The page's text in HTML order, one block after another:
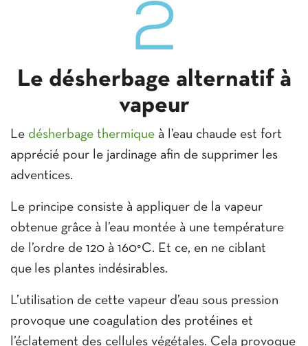
2
Le désherbage alternatif à
vapeur
Le désherbage thermique à l’eau chaude est fort
apprécié pour le jardinage afin de supprimer les
adventices.
Le principe consiste à appliquer de la vapeur
obtenue grâce à l’eau montée à une température
de l’ordre de 120 à 160°C. Et ce, en ne ciblant
que les plantes indésirables.
L’utilisation de cette vapeur d’eau sous pression
provoque une coagulation des protéines et
l’éclatement des cellules végétales. Cela provoque